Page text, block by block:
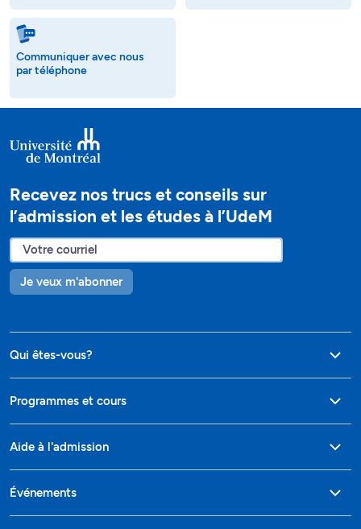
Communiquer avec nous
par téléphone
Recevez nos trucs et conseils sur
l’admission et les études à l’UdeM
Je veux m'abonner
Qui êtes-vous?
Programmes et cours
Aide à l'admission
Événements